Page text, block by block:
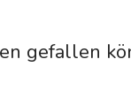
gefallen